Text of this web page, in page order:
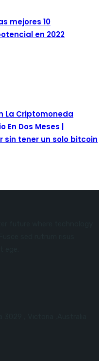
mejores 10
en 2022
La Criptomoneda
En Dos Meses |
sin tener un solo bitcoin